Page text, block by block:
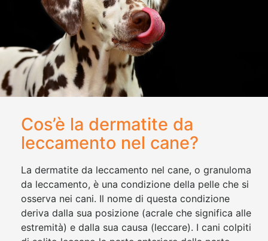
Cos’è la dermatite da
leccamento nel cane?
La dermatite da leccamento nel cane, o granuloma
da leccamento, è una condizione della pelle che si
osserva nei cani. Il nome di questa condizione
deriva dalla sua posizione (acrale che significa alle
estremità) e dalla sua causa (leccare). I cani colpiti